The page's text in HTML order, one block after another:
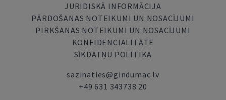
JURIDISKĀ INFORMĀCIJA
PĀRDOŠANAS NOTEIKUMI UN NOSACĪJUMI
PIRKŠANAS NOTEIKUMI UN NOSACĪJUMI
KONFIDENCIALITĀTE
SĪKDATŅU POLITIKA
sazinaties@gindumac.lv
+49 631 343738 20